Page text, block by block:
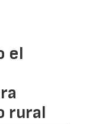
el
rural